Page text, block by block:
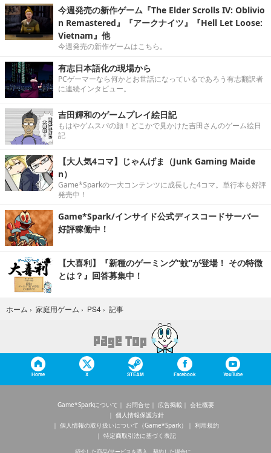
今週発売の新作ゲーム『The Elder Scrolls IV: Oblivio
n Remastered』『アークナイツ』『Hell Let Loose:
Vietnam』他
今週発売の新作ゲームはこちら。
有志日本語化の現場から
PCゲーマーなら何かとお世話になっているであろう有志翻訳者
に連続インタビュー。
吉田輝和のゲームプレイ絵日記
もはやゲムスパの顔！どこかで見かけた吉田さんのゲーム絵日
記
【大人気4コマ】じゃんげま（Junk Gaming Maide
n）
Game*Sparkの一大コンテンツに成長した4コマ。単行本も好評
発売中！
Game*Spark/インサイド公式ディスコードサーバー
好評稼働中！
【大喜利】『新種のゲーミング“蚊”が登場！ その特徴
とは？』回答募集中！
ホーム › 家庭用ゲーム › PS4 › 記事
Home X STEAM Facebook YouTube
Game*Sparkについて お問合せ 広告掲載
会社概要
個人情報保護方針
個人情報の取り扱いについて（Game*Spark）
利用規約
特定商取引法に基づく表記
紹介した商品/サービスを購入、契約した場合に、